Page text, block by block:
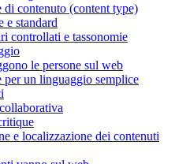
contenuto (content type)
e standard
controllati e tassonomie
le persone sul web
per un linguaggio semplice
e localizzazione dei contenuti